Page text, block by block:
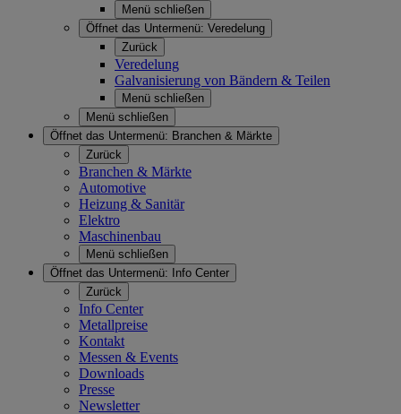
Menü schließen
Öffnet das Untermenü: Veredelung
Zurück
Veredelung
Galvanisierung von Bändern & Teilen
Menü schließen
Menü schließen
Öffnet das Untermenü: Branchen & Märkte
Zurück
Branchen & Märkte
Automotive
Heizung & Sanitär
Elektro
Maschinenbau
Menü schließen
Öffnet das Untermenü:
Info Center
Zurück
Info Center
Metallpreise
Kontakt
Messen & Events
Downloads
Presse
Newsletter